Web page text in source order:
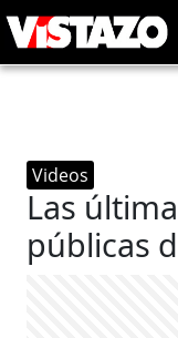
Videos
Las
públicas